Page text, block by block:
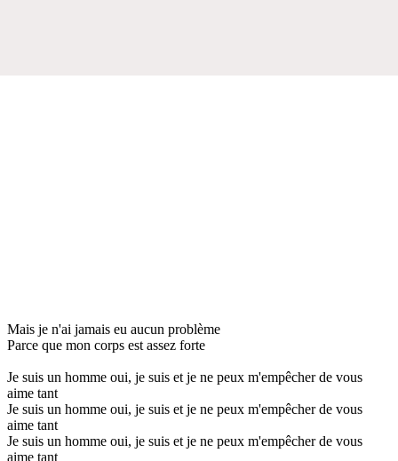
Mais je n'ai jamais eu aucun problème
Parce que mon corps est assez forte
Je suis un homme oui, je suis et je ne peux m'empêcher de vous
aime tant
Je suis un homme oui, je suis et je ne peux m'empêcher de vous
aime tant
Je suis un homme oui, je suis et je ne peux m'empêcher de vous
aime tant